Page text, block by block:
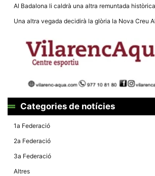
Al Badalona li caldrà una altra remuntada històrica
Una altra vegada decidirà la glòria la Nova Creu
Categories de notícies
1a Federació
2a Federació
3a Federació
Altres
anònima
i la seva
d'usuari